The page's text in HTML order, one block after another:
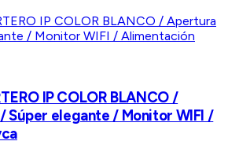
IP COLOR BLANCO /
Súper elegante / Monitor WIFI /